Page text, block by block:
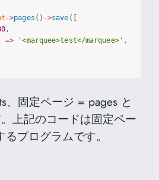
->pages ( ) ->save ( [
,
=> '<marquee>test</marquee>' ,
、固定ページ = pages と
上記のコードは固定ペー
プログラムです。